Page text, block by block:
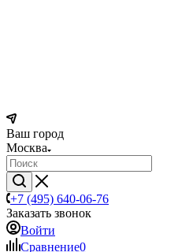
Ваш город
Москва
+7 (495) 640-06-76
Заказать звонок
Войти
Сравнение0